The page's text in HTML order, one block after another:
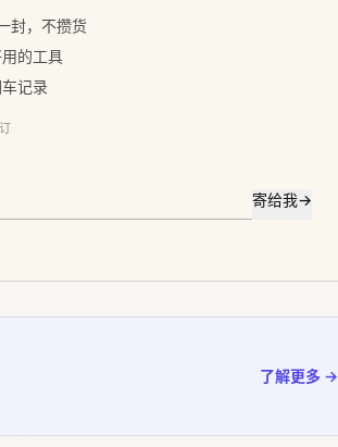
封，不攒货
的工具
记录
寄给我→
了解更多 →